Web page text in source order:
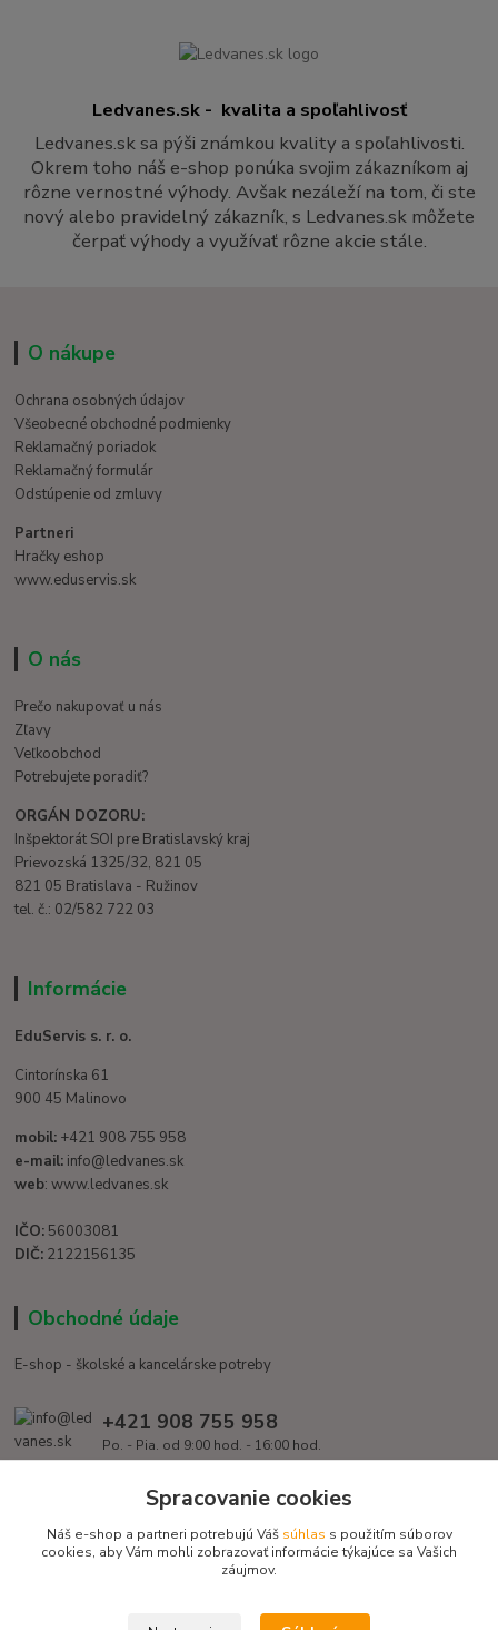
Ledvanes.sk - kvalita a spoľahlivosť
Ledvanes.sk sa pýši známkou kvality a spoľahlivosti.
Okrem toho náš e-shop ponúka svojim zákazníkom aj
rôzne vernostné výhody. Avšak nezáleží na tom, či ste
nový alebo pravidelný zákazník, s Ledvanes.sk môžete
čerpať výhody a využívať rôzne akcie stále.
O nákupe
Ochrana osobných údajov
Všeobecné obchodné podmienky
Reklamačný poriadok
Reklamačný formulár
Odstúpenie od zmluvy
Partneri
Hračky eshop
www.eduservis.sk
O nás
Prečo nakupovať u nás
Zľavy
Veľkoobchod
Potrebujete poradiť?
ORGÁN DOZORU:
Inšpektorát SOI pre Bratislavský kraj
Prievozská 1325/32, 821 05
821 05 Bratislava - Ružinov
tel. č.: 02/582 722 03
Informácie
EduServis s. r. o.
Cintorínska 61
900 45 Malinovo
mobil: +421 908 755 958
e-mail: info@ledvanes.sk
web: www.ledvanes.sk
IČO: 56003081
DIČ: 2122156135
Obchodné údaje
E-shop - školské a kancelárske potreby
+421 908 755 958
Po. - Pia. od 9:00 hod. - 16:00 hod.
info@ledvanes.skSpracovanie cookies
Náš e-shop a partneri potrebujú Váš súhlas s použitím súborov
cookies, aby Vám mohli zobrazovať informácie týkajúce sa Vašich
záujmov.